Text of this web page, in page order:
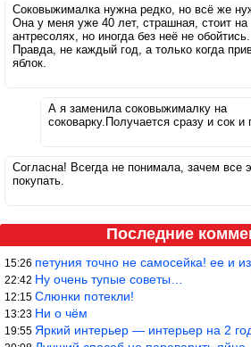
Соковыжималка нужна редко, но всё же
Она у меня уже 40 лет, страшная, стоит на
антресолях, но иногда без неё не обойтись.
Правда, не каждый год, а только когда
яблок.
А я заменила соковыжималку на
соковарку.Получается сразу и сок и
Согласна! Всегда не понимала, зачем все
покупать.
Последние
15:26 петуния точно не самосейка! ее и из
22:42 Ну очень тупые советы…
12:15 Слюнки потекли!
13:23 Ни о чём
19:55 Яркий интерьер — интерьер на 2 года!